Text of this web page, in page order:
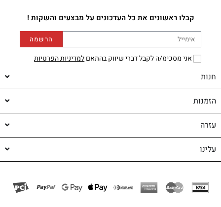
קבלו ראשונים את כל העדכונים על מבצעים והשקות !
אני מסכימ/ה לקבל דברי שיווק בהתאםלמדיניות הפרטיות
הרשמה
חנות
הזמנות
עזרה
עלינו